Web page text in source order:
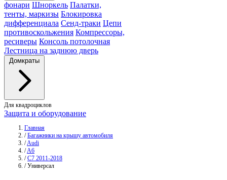
фонари Шноркель Палатки,
тенты, маркизы Блокировка
дифференциала Сенд-траки Цепи
противоскольжения Компрессоры,
ресиверы Консоль потолочная
Лестница на заднюю дверь
Домкраты
Для квадроциклов
Защита и оборудование
Главная
/ Багажники на крышу автомобиля
/Audi
/A6
/ C7 2011-2018
/ Универсал